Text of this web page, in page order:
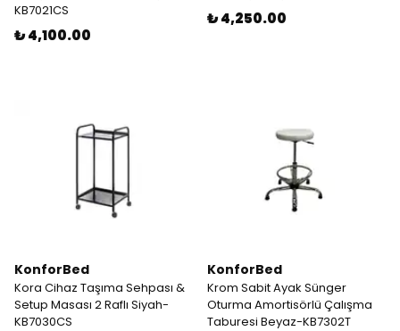
KB7021CS
₺ 4,100.00
₺ 4,250.00
KonforBed
Kora Cihaz Taşıma Sehpası &
Setup Masası 2 Raflı Siyah-
KB7030CS
KonforBed
Krom Sabit Ayak Sünger
Oturma Amortisörlü Çalışma
Taburesi Beyaz-KB7302T